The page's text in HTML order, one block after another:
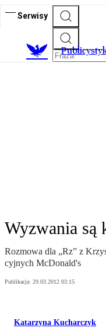
Serwisy
Wyzwania są
Rozmowa dla „Rz” z
cyj­nych McDo­nald's
Publikacja: 29.03.2012 03:15
Katarzyna Kucharczyk